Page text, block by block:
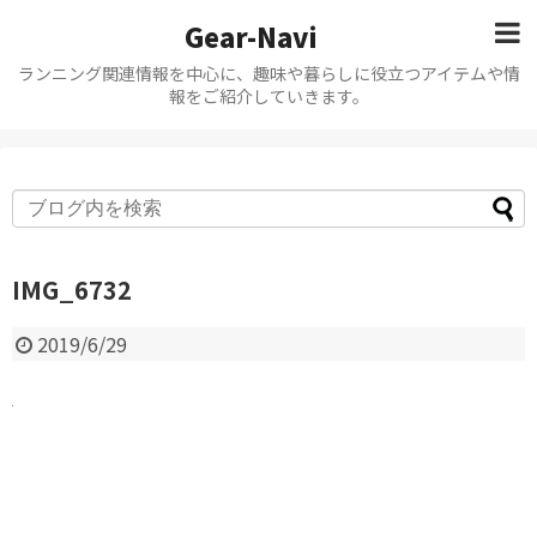
Gear-Navi
ランニング関連情報を中心に、趣味や暮らしに役立つアイテムや情
報をご紹介していきます。
IMG_6732
2019/6/29